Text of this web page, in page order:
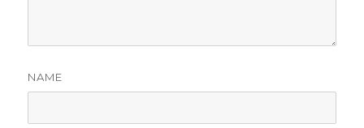
NAME